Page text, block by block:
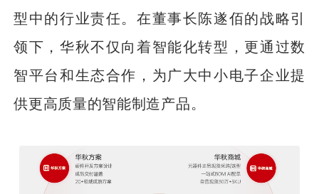
型中的行业责任。在董事长陈遂佰的战略引
领下，华秋不仅向着智能化转型，更通过数
智平台和生态合作，为广大中小电子企业提
供更高质量的智能制造产品。